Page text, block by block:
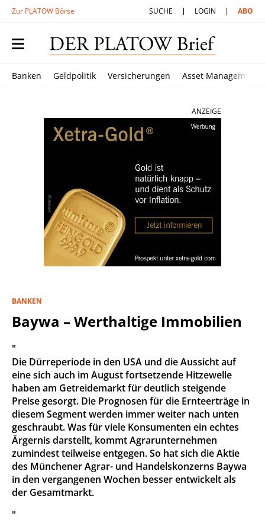
Zur PLATOW Börse SUCHE LOGIN ABO
Banken Geldpolitik Versicherungen Asset Management
ANZEIGE
BANKEN
Baywa – Werthaltige Immobilien
"
Die Dürreperiode in den USA und die Aussicht auf
eine sich auch im August fortsetzende Hitzewelle
haben am Getreidemarkt für deutlich steigende
Preise gesorgt. Die Prognosen für die Ernteerträge in
diesem Segment werden immer weiter nach unten
geschraubt. Was für viele Konsumenten ein echtes
Ärgernis darstellt, kommt Agrarunternehmen
zumindest teilweise entgegen. So hat sich die Aktie
des Münchener Agrar- und Handelskonzerns Baywa
in den vergangenen Wochen besser entwickelt als
der Gesamtmarkt.
"